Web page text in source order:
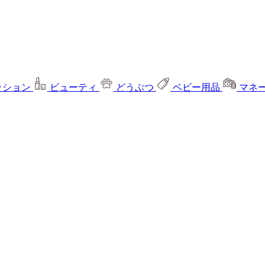
ョン ビューティ どうぶつ ベビー用品 マネ